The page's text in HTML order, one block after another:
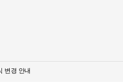
변경 안내